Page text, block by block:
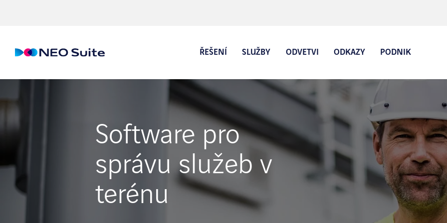
ŘEŠENÍ
Mobilní řešení
Operativní plánování
Prediktivní údržba
Portál služeb
Optimalizátor
Software pro správu služeb v
terénu
Software pro údržbu
SLUŽBY ODVETVI ODKAZY PODNIK
Software pro
správu služeb v
terénu